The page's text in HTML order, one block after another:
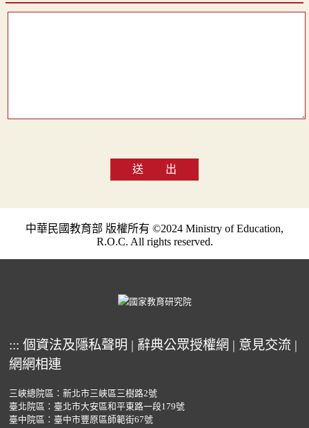
送 出
中華民國教育部 版權所有 ©2024 Ministry of Education,
R.O.C. All rights reserved.
::: 個資法及隱私聲明 | 辭典公眾授權網 | 意見交流 |
網網相連
三峽總院區：新北市三峽區三樹路2號
臺北院區：臺北市大安區和平東路一段179號
臺中院區：臺中市豐原區師範街67號